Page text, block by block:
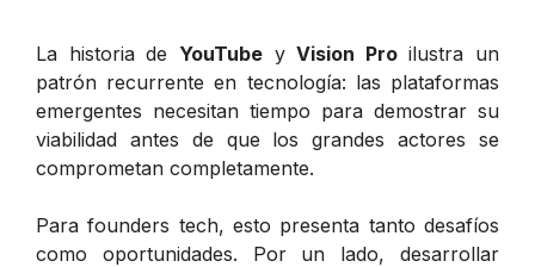
La historia de YouTubeyVision Proilustra un
patrón recurrente en tecnología: las plataformas
emergentes necesitan tiempo para demostrar su
viabilidad antes de que los grandes actores se
comprometan completamente.
Para founders tech, esto presenta tanto desafíos
como oportunidades. Por un lado, desarrollar